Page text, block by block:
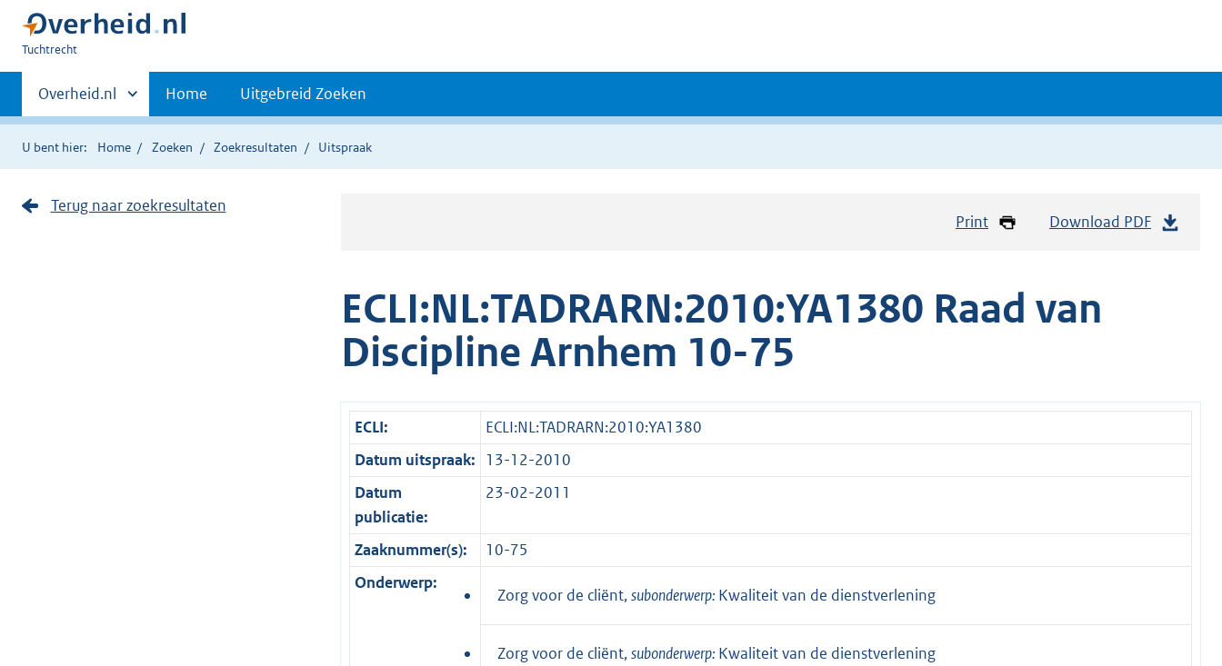
U
hier:
Tuchtrecht
Primaire
navigatie
Andere
sites
binnen
Overheid.nl Home Uitgebreid Zoeken
U bent hier: Home Zoeken Zoekresultaten Uitspraak
Print Download PDF
ECLI:NL:TADRARN:2010:YA1380 Raad van
Discipline Arnhem 10-75
ECLI:
ECLI:NL:TADRARN:2010:YA1380
Datum uitspraak:
13-12-2010
Datum
publicatie:
23-02-2011
Zaaknummer(s):
10-75
Onderwerp:
Zorg voor de cliënt,subonderwerp: Kwaliteit van de dienstverlening
Zorg voor de cliënt,subonderwerp: Kwaliteit van de dienstverlening
Terug naar zoekresultaten